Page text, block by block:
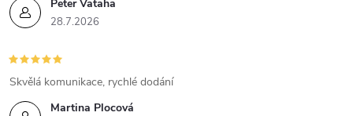
Peter Vataha
28.7.2026
Martina Plocová
Skvělá komunikace, rychlé dodání